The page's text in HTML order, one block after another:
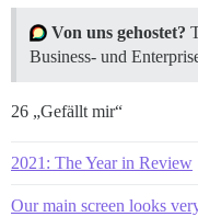
Von uns gehostet?
Business- und
26 „Gefällt mir“
2021: The Year in Review
Our main screen looks